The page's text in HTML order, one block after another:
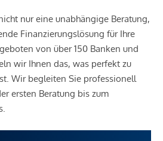
nur eine unabhängige Beratung,
Finanzierungslösung für Ihre
von über 150 Banken und
wir Ihnen das, was perfekt zu
Wir begleiten Sie professionell
ersten Beratung bis zum